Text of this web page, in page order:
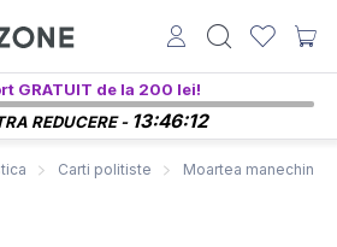
GRATUIT de la 200 lei!
REDUCERE - 13:46:11
Carti politiste Moartea